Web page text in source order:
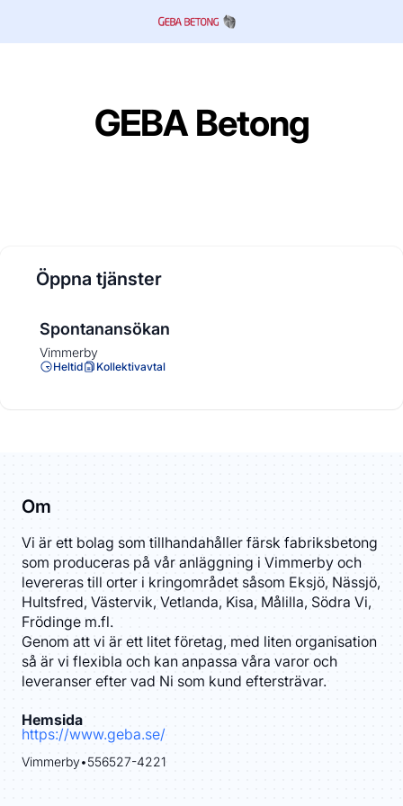
GEBA Betong
Öppna tjänster
Spontanansökan
Vimmerby
Heltid Kollektivavtal
Om
Vi är ett bolag som tillhandahåller färsk fabriksbetong
som produceras på vår anläggning i Vimmerby och
levereras till orter i kringområdet såsom Eksjö, Nässjö,
Hultsfred, Västervik, Vetlanda, Kisa, Målilla, Södra Vi,
Frödinge m.fl.
Genom att vi är ett litet företag, med liten organisation
så är vi flexibla och kan anpassa våra varor och
leveranser efter vad Ni som kund eftersträvar.
Hemsida
https://www.geba.se/
Vimmerby•556527-4221